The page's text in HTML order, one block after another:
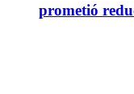
prometió